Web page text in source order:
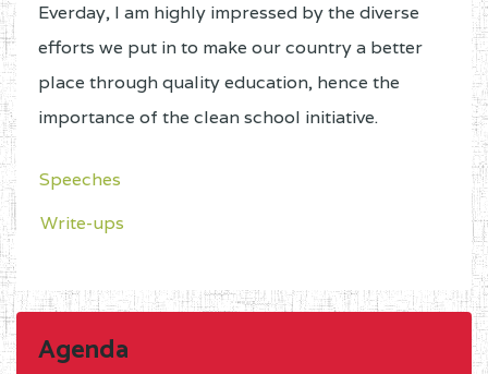
Everday, I am highly impressed by the diverse
efforts we put in to make our country a better
place through quality education, hence the
importance of the clean school initiative.
Speeches
Write-ups
Agenda